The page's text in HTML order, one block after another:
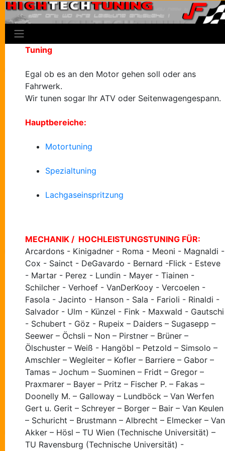
Tuning
Egal ob es an den Motor gehen soll oder ans
Fahrwerk.
Wir tunen sogar Ihr ATV oder Seitenwagengespann.
Hauptbereiche:
Motortuning
Spezialtuning
Lachgaseinspritzung
MECHANIK / HOCHLEISTUNGSTUNING FÜR:
Arcardons - Kinigadner - Roma - Meoni - Magnaldi -
Cox - Sainct - DeGavardo - Bernard -Flick - Esteve
- Martar - Perez - Lundin - Mayer - Tiainen -
Schilcher - Verhoef - VanDerKooy - Vercoelen -
Fasola - Jacinto - Hanson - Sala - Farioli - Rinaldi -
Salvador - Ulm - Künzel - Fink - Maxwald - Gautschi
- Schubert - Göz - Rupeix – Daiders – Sugasepp –
Seewer – Öchsli – Non – Pirstner – Brüner –
Ölschuster – Weiß - Hangöbl – Petzold – Simsolo –
Amschler – Wegleiter – Kofler – Barriere – Gabor –
Tamas – Jochum – Suominen – Fridt – Gregor –
Praxmarer – Bayer – Pritz – Fischer P. – Fakas –
Doonelly M. – Galloway – Lundböck – Van Werfen
Gert u. Gerit – Schreyer – Borger – Bair – Van Keulen
– Schuricht – Brustmann – Albrecht – Elmecker – Van
Akker – Hösl – TU Wien (Technische Universität) –
TU Ravensburg (Technische Universität) -